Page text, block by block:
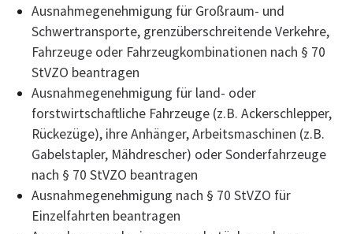
Ausnahmegenehmigung für Großraum- und
Schwertransporte, grenzüberschreitende Verkehre,
Fahrzeuge oder Fahrzeugkombinationen nach § 70
StVZO beantragen
Ausnahmegenehmigung für land- oder
forstwirtschaftliche Fahrzeuge (z.B. Ackerschlepper,
Rückezüge), ihre Anhänger, Arbeitsmaschinen (z.B.
Gabelstapler, Mähdrescher) oder Sonderfahrzeuge
nach § 70 StVZO beantragen
Ausnahmegenehmigung nach § 70 StVZO für
Einzelfahrten beantragen